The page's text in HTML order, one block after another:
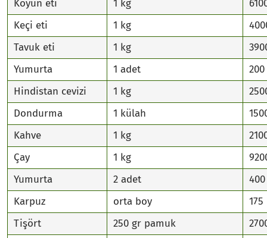
Koyun eti 1 kg
Keçi eti
1 kg
Tavuk eti
1 kg
Yumurta
1 adet
200
Hindistan cevizi
1 kg
Dondurma
1 külah
Kahve
1 kg
Çay
1 kg
Yumurta
2 adet
400
Karpuz
orta boy
175
Tişört
250 gr pamuk